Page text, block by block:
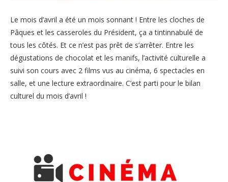
Le mois d’avril a été un mois sonnant ! Entre les cloches de
Pâques et les casseroles du Président, ça a tintinnabulé de
tous les côtés. Et ce n’est pas prêt de s’arrêter. Entre les
dégustations de chocolat et les manifs, l’activité culturelle a
suivi son cours avec 2 films vus au cinéma, 6 spectacles en
salle, et une lecture extraordinaire. C’est parti pour le bilan
culturel du mois d’avril !